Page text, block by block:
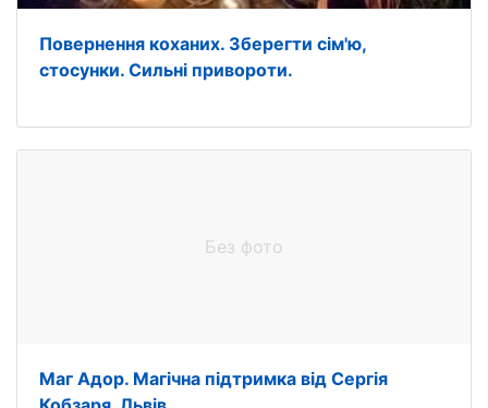
Повернення коханих. Зберегти сім'ю,
стосунки. Сильні привороти.
Без фото
Маг Адор. Магічна підтримка від Сергія